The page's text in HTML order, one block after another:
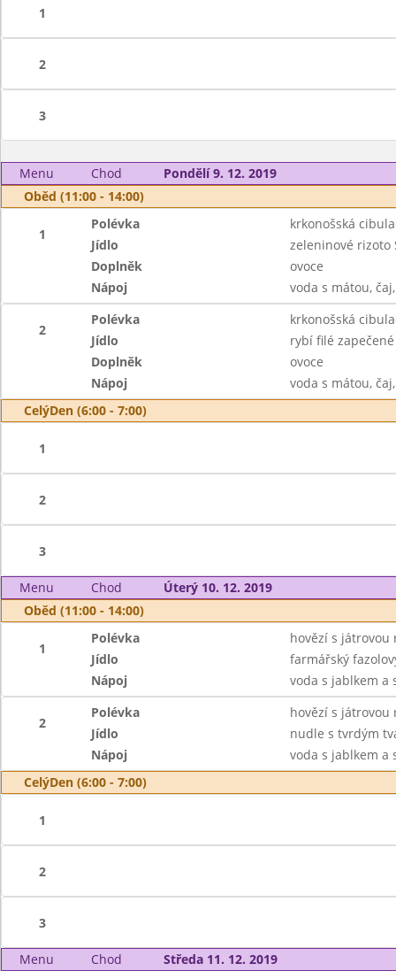
1
2
3
Menu Chod
Pondělí 9. 12. 2019
Oběd (11:00 - 14:00)
1
Polévka
krkonošská
Jídlo
zeleninové rizoto
Doplněk
ovoce
Nápoj
voda s mátou,
2
Polévka
krkonošská
Jídlo
rybí filé
Doplněk
ovoce
Nápoj
voda s mátou,
CelýDen (6:00 - 7:00)
1
2
3
Menu Chod
Úterý 10. 12. 2019
Oběd (11:00 - 14:00)
1
Polévka
hovězí s játrovou
Jídlo
farmářský
Nápoj
voda s jablkem a
2
Polévka
hovězí s játrovou
Jídlo
nudle s tvrdým
Nápoj
voda s jablkem a
CelýDen (6:00 - 7:00)
1
2
3
Menu Chod Středa 11. 12. 2019